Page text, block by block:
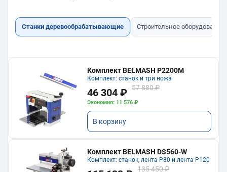
Станки деревообрабатывающие Строительное оборудование
Комплект BELMASH P2200M
Комплект: станок и три ножа
46 304 ₽ 57 880 ₽
Экономия: 11 576 ₽
В корзину
Комплект BELMASH DS560-W
Комплект: станок, лента P80 и лента P120
135 450 ₽